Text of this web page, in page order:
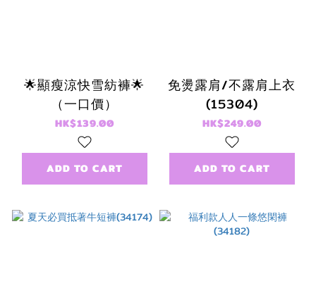
🌟顯瘦涼快雪紡褲🌟
（一口價）
HK$139.00
ADD TO CART
免燙露肩/不露肩上衣
(15304)
HK$249.00
ADD TO CART